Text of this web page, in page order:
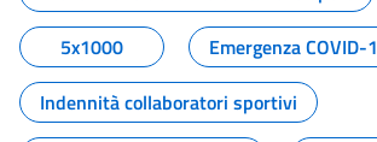
5x1000
Emergenza COVID-
Indennità collaboratori sportivi